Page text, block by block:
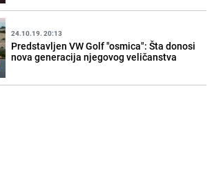
24.10.19. 20:13
Predstavljen VW Golf "osmica": Šta donosi
nova generacija njegovog veličanstva